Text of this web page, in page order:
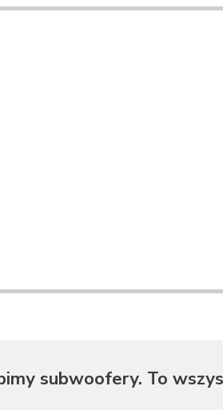
subwoofery. To